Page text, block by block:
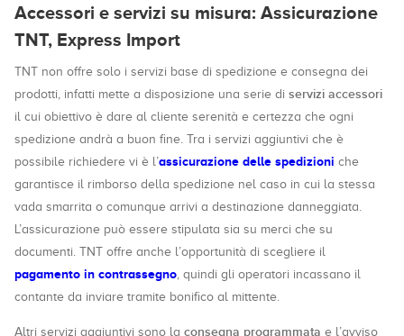
Accessori e servizi su misura: Assicurazione
TNT, Express Import
TNT non offre solo i servizi base di spedizione e consegna dei
prodotti, infatti mette a disposizione una serie di servizi accessori
il cui obiettivo è dare al cliente serenità e certezza che ogni
spedizione andrà a buon fine. Tra i servizi aggiuntivi che è
possibile richiedere vi è l’assicurazione delle spedizioni che
garantisce il rimborso della spedizione nel caso in cui la stessa
vada smarrita o comunque arrivi a destinazione danneggiata.
L’assicurazione può essere stipulata sia su merci che su
documenti. TNT offre anche l’opportunità di scegliere il
pagamento in contrassegno, quindi gli operatori incassano il
contante da inviare tramite bonifico al mittente.
Altri servizi aggiuntivi sono la consegna programmata e l’avviso